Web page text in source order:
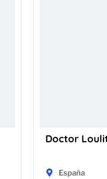
Doctor
España